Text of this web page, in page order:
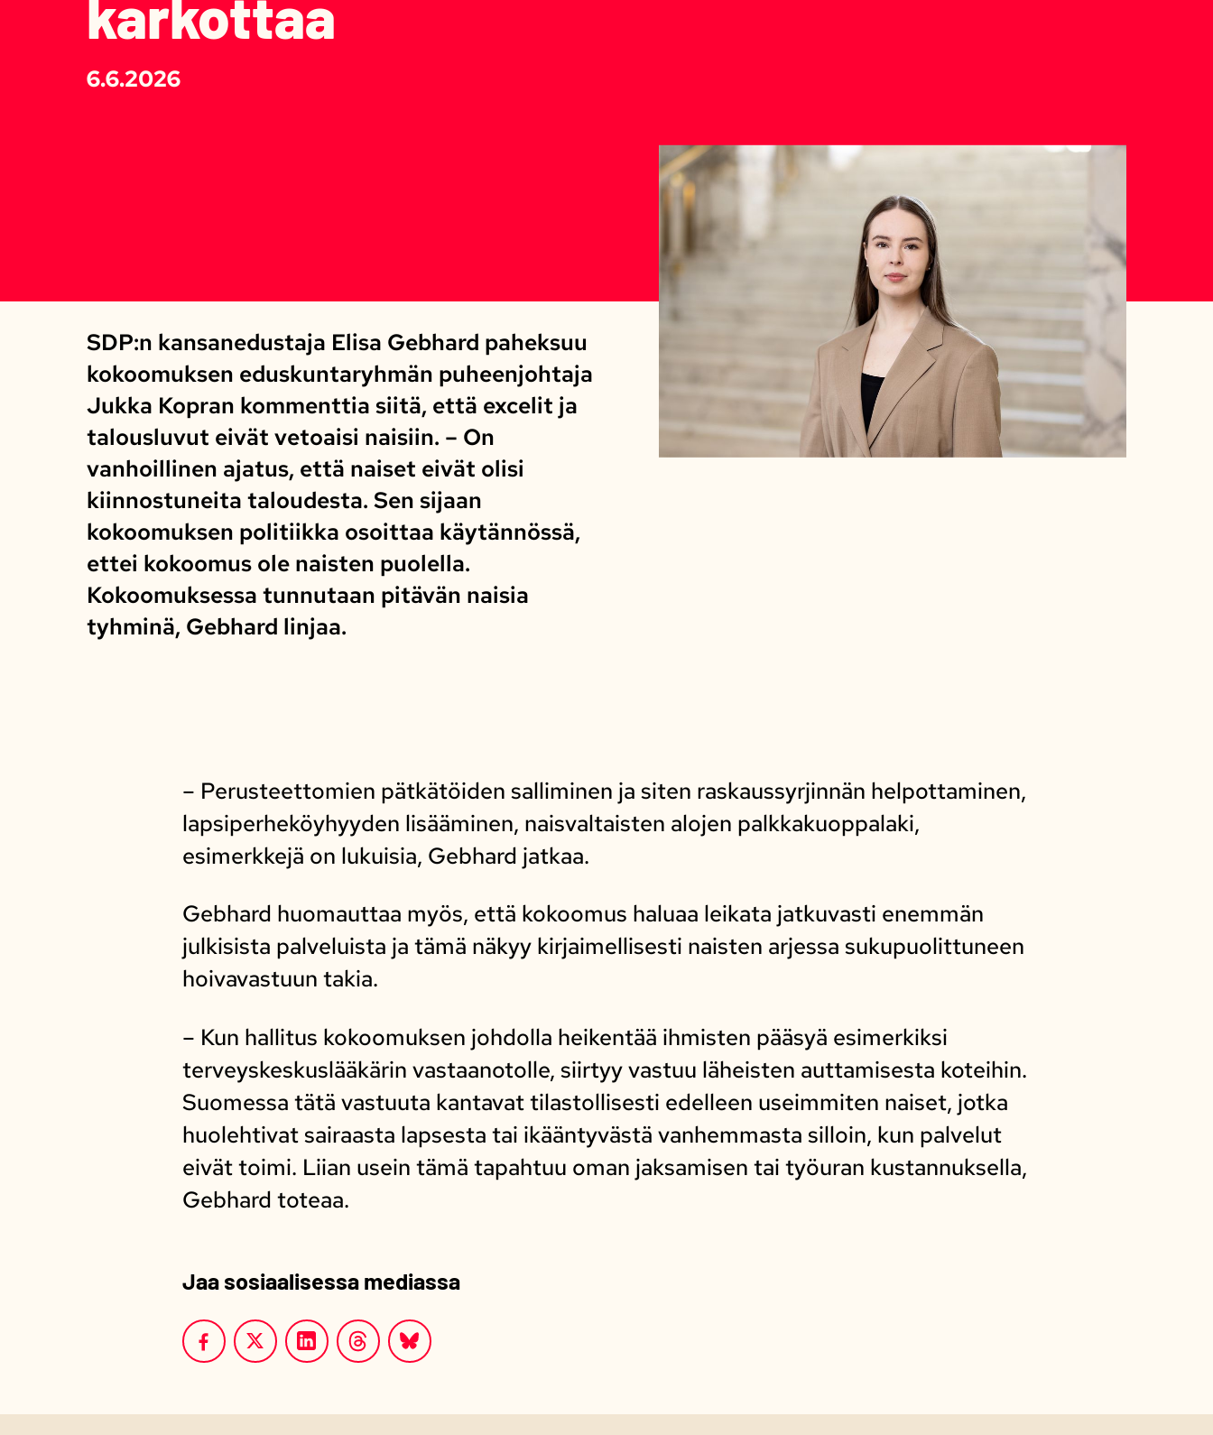
karkottaa
6.6.2026
SDP:n kansanedustaja Elisa Gebhard paheksuu
kokoomuksen eduskuntaryhmän puheenjohtaja
Jukka Kopran kommenttia siitä, että excelit ja
talousluvut eivät vetoaisi naisiin. – On
vanhoillinen ajatus, että naiset eivät olisi
kiinnostuneita taloudesta. Sen sijaan
kokoomuksen politiikka osoittaa käytännössä,
ettei kokoomus ole naisten puolella.
Kokoomuksessa tunnutaan pitävän naisia
tyhminä, Gebhard linjaa.
– Perusteettomien pätkätöiden salliminen ja siten raskaussyrjinnän helpottaminen,
lapsiperheköyhyyden lisääminen, naisvaltaisten alojen palkkakuoppalaki,
esimerkkejä on lukuisia, Gebhard jatkaa.
Gebhard huomauttaa myös, että kokoomus haluaa leikata jatkuvasti enemmän
julkisista palveluista ja tämä näkyy kirjaimellisesti naisten arjessa sukupuolittuneen
hoivavastuun takia.
– Kun hallitus kokoomuksen johdolla heikentää ihmisten pääsyä esimerkiksi
terveyskeskuslääkärin vastaanotolle, siirtyy vastuu läheisten auttamisesta koteihin.
Suomessa tätä vastuuta kantavat tilastollisesti edelleen useimmiten naiset, jotka
huolehtivat sairaasta lapsesta tai ikääntyvästä vanhemmasta silloin, kun palvelut
eivät toimi. Liian usein tämä tapahtuu oman jaksamisen tai työuran kustannuksella,
Gebhard toteaa.
Jaa sosiaalisessa mediassa